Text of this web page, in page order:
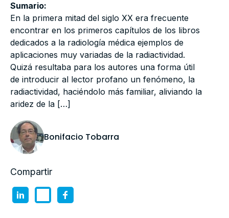
Sumario:
En la primera mitad del siglo XX era frecuente
encontrar en los primeros capítulos de los libros
dedicados a la radiología médica ejemplos de
aplicaciones muy variadas de la radiactividad.
Quizá resultaba para los autores una forma útil
de introducir al lector profano un fenómeno, la
radiactividad, haciéndolo más familiar, aliviando la
aridez de la […]
Bonifacio Tobarra
Compartir